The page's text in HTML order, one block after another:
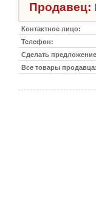
Продавец:
Контактное лицо:
Телефон:
Сделать
Все товары продавца: